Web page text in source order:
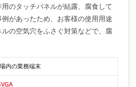
のタッチパネルが結露、腐食して
があったため、お客様の使用用途
の空気穴をふさぐ対策などで、腐
内の業務端末